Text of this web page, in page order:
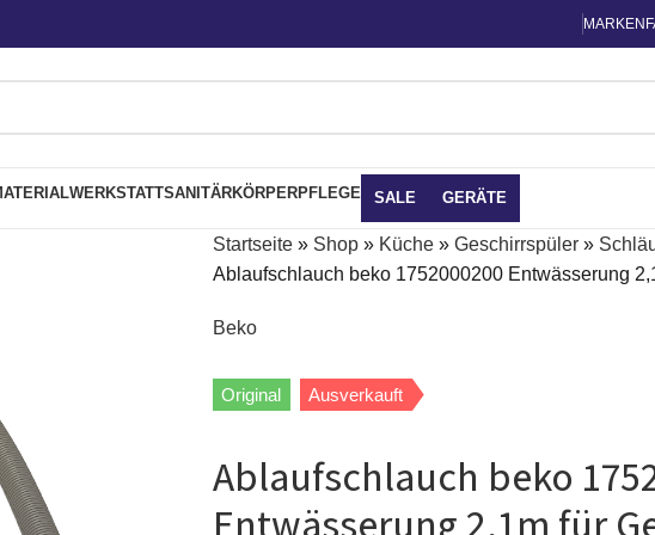
MARKEN
WERKSTATTSANITÄRKÖRPERPFLEGE SALE GERÄTE
Startseite» Shop» Küche» Geschirrspüler»
Ablaufschlauch beko 1752000200 Entwässerung
Beko
Original Ausverkauft
Ablaufschlauch beko
Entwässerung 2,1m für